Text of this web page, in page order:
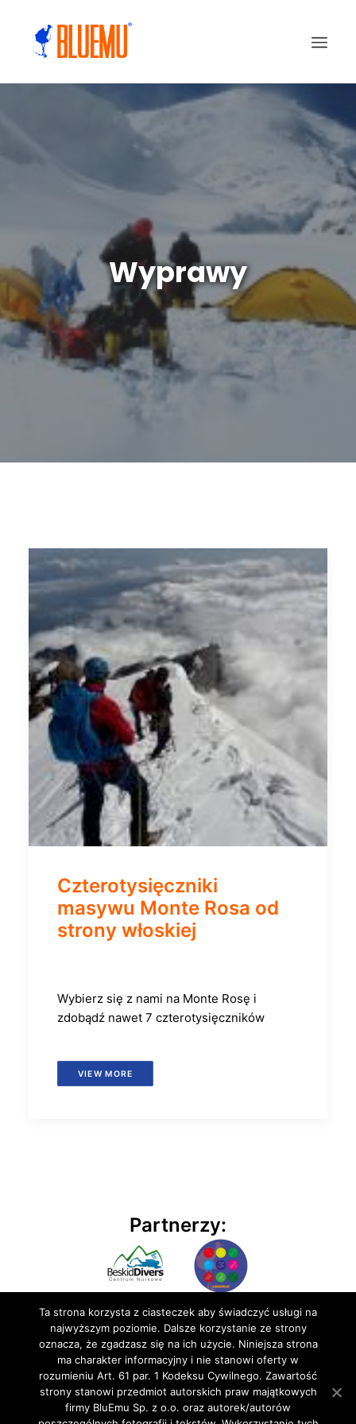
Wyprawy
Czterotysięczniki
masywu Monte Rosa od
strony włoskiej
Wybierz się z nami na Monte Rosę i
zdobądź nawet 7 czterotysięczników
VIEW MORE
Partnerzy:
© 2020 BluEmu sp. z o.o. Wszelkie prawa zastrzeżone
Ta strona korzysta z ciasteczek aby świadczyć usługi na
najwyższym poziomie. Dalsze korzystanie ze strony
oznacza, że zgadzasz się na ich użycie. Niniejsza strona
ma charakter informacyjny i nie stanowi oferty w
rozumieniu Art. 61 par. 1 Kodeksu Cywilnego. Zawartość
strony stanowi przedmiot autorskich praw majątkowych
firmy BluEmu Sp. z o.o. oraz autorek/autorów